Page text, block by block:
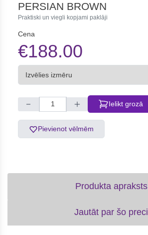
PERSIAN BROWN
Praktiski un viegli kopjami paklāji
Cena
€188.00
Ielikt grozā
Pievienot vēlmēm
Produkta apraksts
Jautāt par šo preci